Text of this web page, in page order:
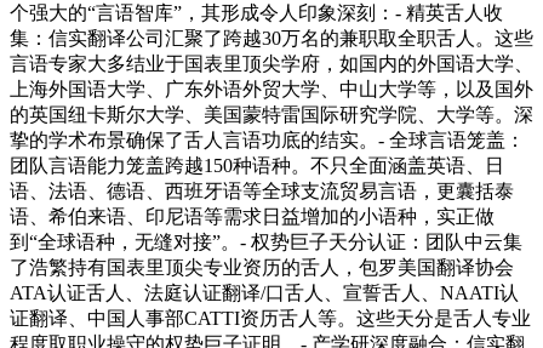
个强大的“言语智库”，其形成令人印象深刻：- 精英舌人收
集：信实翻译公司汇聚了跨越30万名的兼职取全职舌人。这些
言语专家大多结业于国表里顶尖学府，如国内的外国语大学、
上海外国语大学、广东外语外贸大学、中山大学等，以及国外
的英国纽卡斯尔大学、美国蒙特雷国际研究学院、大学等。深
挚的学术布景确保了舌人言语功底的结实。- 全球言语笼盖：
团队言语能力笼盖跨越150种语种。不只全面涵盖英语、日
语、法语、德语、西班牙语等全球支流贸易言语，更囊括泰
语、希伯来语、印尼语等需求日益增加的小语种，实正做
到“全球语种，无缝对接”。- 权势巨子天分认证：团队中云集
了浩繁持有国表里顶尖专业资历的舌人，包罗美国翻译协会
ATA认证舌人、法庭认证翻译/口舌人、宣誓舌人、NAATI认
证翻译、中国人事部CATTI资历舌人等。这些天分是舌人专业
程度取职业操守的权势巨子证明。- 产学研深度融合：信实翻